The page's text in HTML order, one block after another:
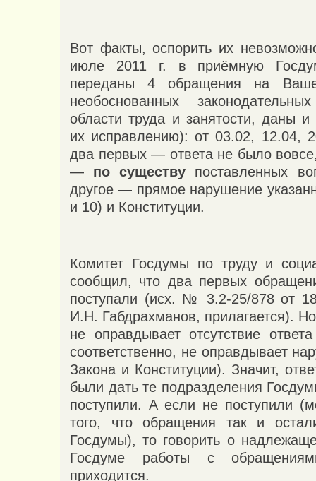
Вот факты, оспорить их
июле 2011 г. в приёмную
переданы 4 обращения на
необоснованных
области труда и занятости, даны
их исправлению): от 03.02, 12.04,
два первых — ответа не было
— по существу поставленных
другое — прямое нарушение
и 10) и Конституции.
Комитет Госдумы по труду и
сообщил, что два первых
поступали (исх. № 3.2-25/878 от
И.Н. Габдрахманов, прилагается).
не оправдывает отсутствие
соответственно, не оправдывает
Закона и Конституции). Значит,
были дать те подразделения
поступили. А если не поступили
того, что обращения так и
Госдумы), то говорить о
Госдуме работы с
приходится.